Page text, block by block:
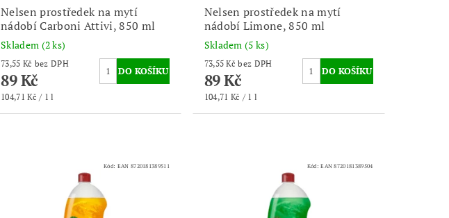
Nelsen prostředek na mytí
nádobí Carboni Attivi, 850 ml
Skladem (2 ks)
73,55 Kč bez DPH
89 Kč
104,71 Kč / 1 l
Nelsen prostředek na mytí
nádobí Limone, 850 ml
Skladem(5 ks)
73,55 Kč bez DPH
89 Kč
104,71 Kč / 1 l
Kód: EAN 8720181389511 Kód:EAN 8720181389504